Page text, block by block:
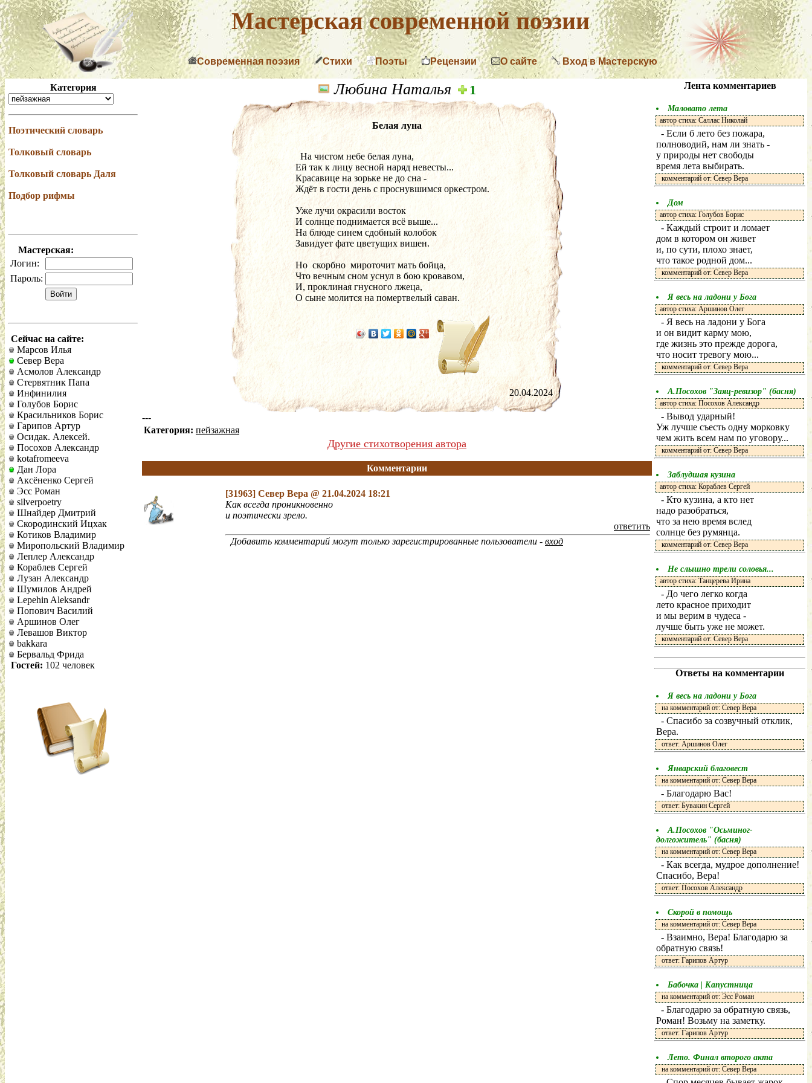
Мастерская современной поэзии
Современная поэзия Стихи Поэты Рецензии О сайте Вход в Мастерскую
Категория
Поэтический словарь
Толковый словарь
Толковый словарь Даля
Подбор рифмы
Мастерская:
Логин:
Пароль:
Сейчас на сайте:
Марсов Илья
Север Вера
Асмолов Александр
Стервятник Папа
Инфинилия
Голубов Борис
Красильников Борис
Гарипов Артур
Осидак. Алексей.
Посохов Александр
kotafromeeva
Дан Лора
Аксёненко Сергей
Эсс Роман
silverpoetry
Шнайдер Дмитрий
Скородинский Ицхак
Котиков Владимир
Миропольский Владимир
Леплер Александр
Кораблев Сергей
Лузан Александр
Шумилов Андрей
Lepehin Aleksandr
Попович Василий
Аршинов Олег
Левашов Виктор
bakkara
Бервальд Фрида
Гостей: 102 человек
Любина Наталья 1
Белая луна
  На чистом небе белая луна,
Ей так к лицу весной наряд невесты...
Красавице на зорьке не до сна -
Ждёт в гости день с проснувшимся оркестром.
Уже лучи окрасили восток
И солнце поднимается всё выше...
На блюде синем сдобный колобок
Завидует фате цветущих вишен.
Но  скорбно  мироточит мать бойца,
Что вечным сном уснул в бою кровавом,
И, проклиная гнусного лжеца,
О сыне молится на помертвелый саван.
20.04.2024
---
Категория: пейзажная
Другие стихотворения автора
Комментарии
[31963] Север Вера @ 21.04.2024 18:21
Как всегда проникновенно
и поэтически зрело.
ответить
Добавить комментарий могут только зарегистрированные пользователи - вход
Лента комментариев
Маловато лета
автор стиха: Саллас Николай
- Если б лето без пожара,
полноводий, нам ли знать -
у природы нет свободы
время лета выбирать.
комментарий от: Север Вера
Дом
автор стиха: Голубов Борис
- Каждый строит и ломает
дом в котором он живет
и, по сути, плохо знает,
что такое родной дом...
комментарий от: Север Вера
Я весь на ладони у Бога
автор стиха: Аршинов Олег
- Я весь на ладони у Бога
и он видит карму мою,
где жизнь это прежде дорога,
что носит тревогу мою...
комментарий от: Север Вера
А.Посохов "Заяц-ревизор" (басня)
автор стиха: Посохов Александр
- Вывод ударный!
Уж лучше съесть одну морковку
чем жить всем нам по уговору...
комментарий от: Север Вера
Заблудшая кузина
автор стиха: Кораблев Сергей
- Кто кузина, а кто нет
надо разобраться,
что за нею время вслед
солнце без румянца.
комментарий от: Север Вера
Не слышно трели соловья...
автор стиха: Танцерева Ирина
- До чего легко когда
лето красное приходит
и мы верим в чудеса -
лучше быть уже не может.
комментарий от: Север Вера
Ответы на комментарии
Я весь на ладони у Бога
на комментарий от: Север Вера
- Спасибо за созвучный отклик,
Вера.
ответ: Аршинов Олег
Январский благовест
на комментарий от: Север Вера
- Благодарю Вас!
ответ: Бувакин Сергей
А.Посохов "Осьминог-
долгожитель" (басня)
на комментарий от: Север Вера
- Как всегда, мудрое дополнение!
Спасибо, Вера!
ответ: Посохов Александр
Скорой в помощь
на комментарий от: Север Вера
- Взаимно, Вера! Благодарю за
обратную связь!
ответ: Гарипов Артур
Бабочка | Капустница
на комментарий от: Эсс Роман
- Благодарю за обратную связь,
Роман! Возьму на заметку.
ответ: Гарипов Артур
Лето. Финал второго акта
на комментарий от: Север Вера